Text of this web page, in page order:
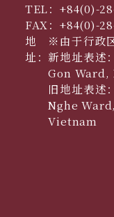
TEL： +84(0)-
FAX： +84(0)-
地
址：
※由于行政
新地址表述
Gon
旧地址表
Nghe
Vietnam